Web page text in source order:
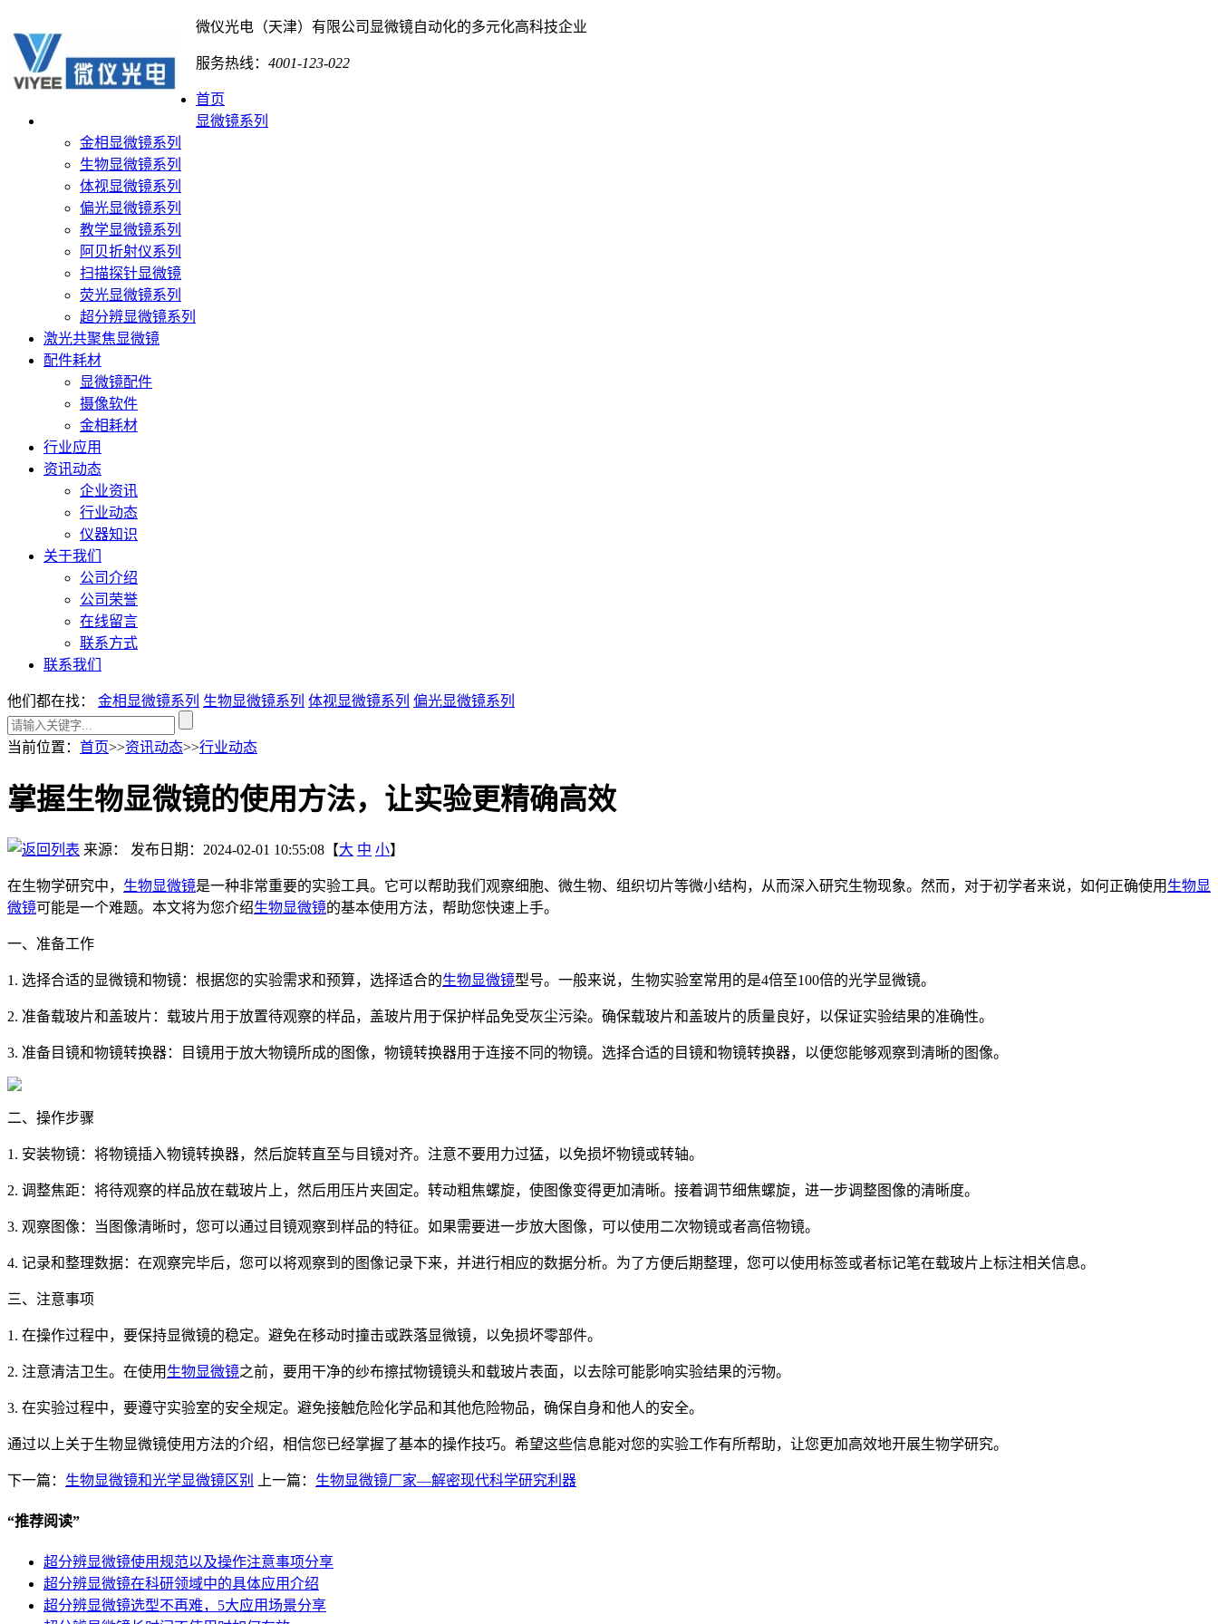
微仪光电（天津）有限公司 显微镜自动化的多元化高科技企业
服务热线： 4001-123-022
首页
显微镜系列
金相显微镜系列
生物显微镜系列
体视显微镜系列
偏光显微镜系列
教学显微镜系列
阿贝折射仪系列
扫描探针显微镜
荧光显微镜系列
超分辨显微镜系列
激光共聚焦显微镜
配件耗材
显微镜配件
摄像软件
金相耗材
行业应用
资讯动态
企业资讯
行业动态
仪器知识
关于我们
公司介绍
公司荣誉
在线留言
联系方式
联系我们
他们都在找： 金相显微镜系列 生物显微镜系列 体视显微镜系列 偏光显微镜系列
当前位置 ： 首页>>资讯动态>>行业动态
掌握生物显微镜的使用方法，让实验更精确高效
来源： 发布日期：2024-02-01 10:55:08【大 中 小】
在生物学研究中， 生物显微镜是一种非常重要的实验工具。它可以帮助我们观察细胞、微生物、组织切片等微小结构，从而深入研究生物现象。然而，对于初学者来说，如何正确使用 生物显
微镜可能是一个难题。本文将为您介绍生物显微镜的基本使用方法，帮助您快速上手。
一、准备工作
1. 选择合适的显微镜和物镜：根据您的实验需求和预算，选择适合的生物显微镜型号。一般来说，生物实验室常用的是4倍至100倍的光学显微镜。
2. 准备载玻片和盖玻片：载玻片用于放置待观察的样品，盖玻片用于保护样品免受灰尘污染。确保载玻片和盖玻片的质量良好，以保证实验结果的准确性。
3. 准备目镜和物镜转换器：目镜用于放大物镜所成的图像，物镜转换器用于连接不同的物镜。选择合适的目镜和物镜转换器，以便您能够观察到清晰的图像。
二、操作步骤
1. 安装物镜：将物镜插入物镜转换器，然后旋转直至与目镜对齐。注意不要用力过猛，以免损坏物镜或转轴。
2. 调整焦距：将待观察的样品放在载玻片上，然后用压片夹固定。转动粗焦螺旋，使图像变得更加清晰。接着调节细焦螺旋，进一步调整图像的清晰度。
3. 观察图像：当图像清晰时，您可以通过目镜观察到样品的特征。如果需要进一步放大图像，可以使用二次物镜或者高倍物镜。
4. 记录和整理数据：在观察完毕后，您可以将观察到的图像记录下来，并进行相应的数据分析。为了方便后期整理，您可以使用标签或者标记笔在载玻片上标注相关信息。
三、注意事项
1. 在操作过程中，要保持显微镜的稳定。避免在移动时撞击或跌落显微镜，以免损坏零部件。
2. 注意清洁卫生。在使用 生物显微镜之前，要用干净的纱布擦拭物镜镜头和载玻片表面，以去除可能影响实验结果的污物。
3. 在实验过程中，要遵守实验室的安全规定。避免接触危险化学品和其他危险物品，确保自身和他人的安全。
通过以上关于生物显微镜使用方法的介绍，相信您已经掌握了基本的操作技巧。希望这些信息能对您的实验工作有所帮助，让您更加高效地开展生物学研究。
下一篇： 生物显微镜和光学显微镜区别 上一篇： 生物显微镜厂家—解密现代科学研究利器
“推荐阅读”
超分辨显微镜使用规范以及操作注意事项分享
超分辨显微镜在科研领域中的具体应用介绍
超分辨显微镜选型不再难，5大应用场景分享